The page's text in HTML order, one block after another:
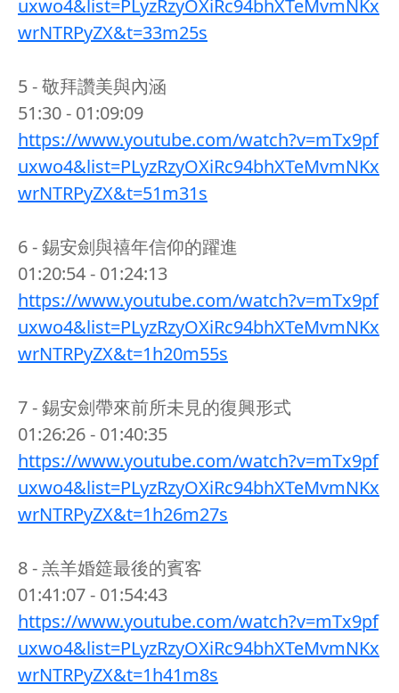
uxwo4&list=PLyzRzyOXiRc94bhXTeMvmNKx
wrNTRPyZX&t=33m25s
5 - 敬拜讚美與內涵
51:30 - 01:09:09
https://www.youtube.com/watch?v=mTx9pf
uxwo4&list=PLyzRzyOXiRc94bhXTeMvmNKx
wrNTRPyZX&t=51m31s
6 - 錫安劍與禧年信仰的躍進
01:20:54 - 01:24:13
https://www.youtube.com/watch?v=mTx9pf
uxwo4&list=PLyzRzyOXiRc94bhXTeMvmNKx
wrNTRPyZX&t=1h20m55s
7 - 錫安劍帶來前所未見的復興形式
01:26:26 - 01:40:35
https://www.youtube.com/watch?v=mTx9pf
uxwo4&list=PLyzRzyOXiRc94bhXTeMvmNKx
wrNTRPyZX&t=1h26m27s
8 - 羔羊婚筵最後的賓客
01:41:07 - 01:54:43
https://www.youtube.com/watch?v=mTx9pf
uxwo4&list=PLyzRzyOXiRc94bhXTeMvmNKx
wrNTRPyZX&t=1h41m8s